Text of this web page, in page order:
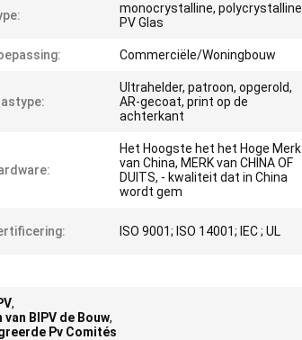
monocrystalline, polycrystalline
PV Glas
Commerciële/Woningbouw
Ultrahelder, patroon, opgerold,
AR-gecoat, print op de
achterkant
Het Hoogste het het Hoge Merk
van China, MERK van CHINA OF
DUITS, - kwaliteit dat in China
wordt gem
ISO 9001; ISO 14001; IEC ; UL
,
BIPV de Bouw,
Pv Comités